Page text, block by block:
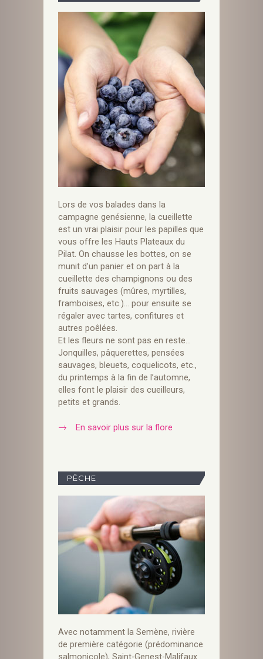
Lors de vos balades dans la
campagne genésienne, la cueillette
est un vrai plaisir pour les papilles que
vous offre les Hauts Plateaux du
Pilat. On chausse les bottes, on se
munit d’un panier et on part à la
cueillette des champignons ou des
fruits sauvages (mûres, myrtilles,
framboises, etc.)… pour ensuite se
régaler avec tartes, confitures et
autres poêlées.
Et les fleurs ne sont pas en reste…
Jonquilles, pâquerettes, pensées
sauvages, bleuets, coquelicots, etc.,
du printemps à la fin de l’automne,
elles font le plaisir des cueilleurs,
petits et grands.
En savoir plus sur la flore
PÊCHE
Avec notamment la Semène, rivière
de première catégorie (prédominance
salmonicole), Saint-Genest-Malifaux